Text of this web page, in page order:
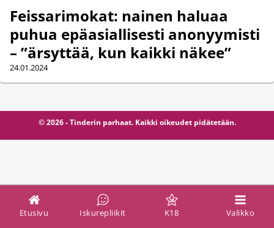
Etusivu Iskurepliikit K18 Valikko
Feissarimokat: nainen haluaa
puhua epäasiallisesti anonyymisti
– ”ärsyttää, kun kaikki näkee”
24.01.2024
© 2026 - Tinderin parhaat. Kaikki oikeudet pidätetään.